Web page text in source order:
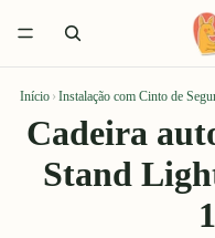
Início › Instalação com Cinto de
Cadeira
Stand